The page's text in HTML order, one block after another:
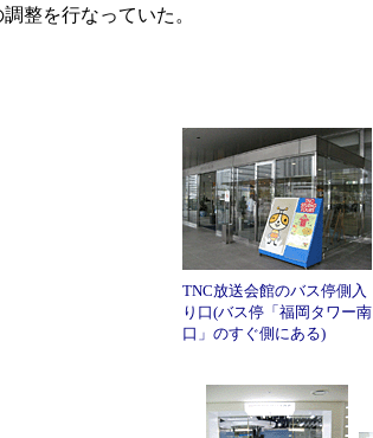
調整を行なっていた。
TNC放送会館のバス停側入
り口(バス停「福岡タワー南
口」のすぐ側にある)